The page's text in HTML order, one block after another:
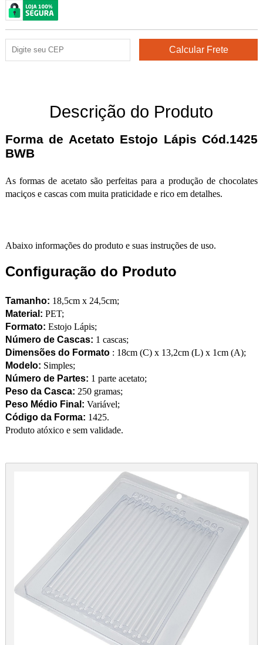
Descrição do Produto
Forma de Acetato Estojo Lápis Cód.1425
BWB
As formas de acetato são perfeitas para a produção de chocolates
maciços e cascas com muita praticidade e rico em detalhes.
Abaixo informações do produto e suas instruções de uso.
Configuração do Produto
Tamanho: 18,5cm x 24,5cm;
Material: PET;
Formato: Estojo Lápis;
Número de Cascas: 1 cascas;
Dimensões do Formato : 18cm (C) x 13,2cm (L) x 1cm (A);
Modelo: Simples;
Número de Partes: 1 parte acetato;
Peso da Casca: 250 gramas;
Peso Médio Final: Variável;
Código da Forma: 1425.
Produto atóxico e sem validade.